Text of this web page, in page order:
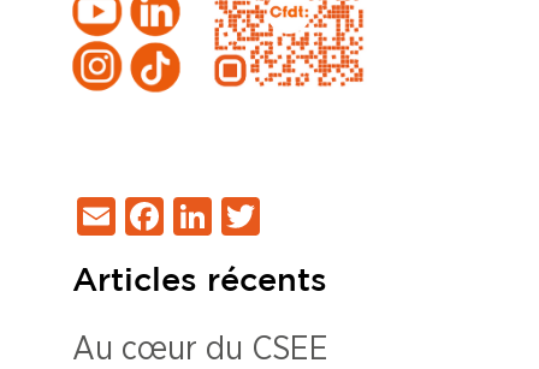
EmailFacebook
LinkedIn
Articles récents
Au cœur du CSEE